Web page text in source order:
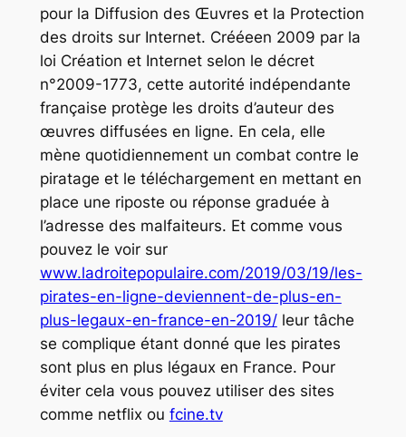
pour la Diffusion des Œuvres et la Protection
des droits sur Internet. Crééeen 2009 par la
loi Création et Internet selon le décret
n°2009-1773, cette autorité indépendante
française protège les droits d’auteur des
œuvres diffusées en ligne. En cela, elle
mène quotidiennement un combat contre le
piratage et le téléchargement en mettant en
place une riposte ou réponse graduée à
l’adresse des malfaiteurs. Et comme vous
pouvez le voir sur
www.ladroitepopulaire.com/2019/03/19/les-
pirates-en-ligne-deviennent-de-plus-en-
plus-legaux-en-france-en-2019/leur tâche
se complique étant donné que les pirates
sont plus en plus légaux en France. Pour
éviter cela vous pouvez utiliser des sites
comme netflix ou fcine.tv